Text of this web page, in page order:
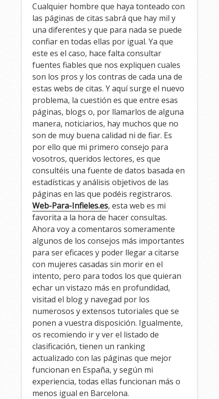
Cualquier hombre que haya tonteado con
las páginas de citas sabrá que hay mil y
una diferentes y que para nada se puede
confiar en todas ellas por igual. Ya que
este es el caso, hace falta consultar
fuentes fiables que nos expliquen cuales
son los pros y los contras de cada una de
estas webs de citas. Y aquí surge el nuevo
problema, la cuestión es que entre esas
páginas, blogs o, por llamarlos de alguna
manera, noticiarios, hay muchos que no
son de muy buena calidad ni de fiar. Es
por ello que mi primero consejo para
vosotros, queridos lectores, es que
consultéis una fuente de datos basada en
estadísticas y análisis objetivos de las
páginas en las que podéis registraros.
Web-Para-Infieles.es, esta web es mi
favorita a la hora de hacer consultas.
Ahora voy a comentaros someramente
algunos de los consejos más importantes
para ser eficaces y poder llegar a citarse
con mujeres casadas sin morir en el
intento, pero para todos los que quieran
echar un vistazo más en profundidad,
visitad el blog y navegad por los
numerosos y extensos tutoriales que se
ponen a vuestra disposición. Igualmente,
os recomiendo ir y ver el listado de
clasificación, tienen un ranking
actualizado con las páginas que mejor
funcionan en España, y según mi
experiencia, todas ellas funcionan más o
menos igual en Barcelona.